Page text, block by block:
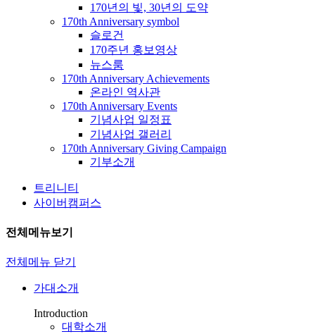
170년의 빛, 30년의 도약
170th Anniversary symbol
슬로건
170주년 홍보영상
뉴스룸
170th Anniversary Achievements
온라인 역사관
170th Anniversary Events
기념사업 일정표
기념사업 갤러리
170th Anniversary Giving Campaign
기부소개
트리니티
사이버캠퍼스
전체메뉴보기
전체메뉴 닫기
가대소개
Introduction
대학소개